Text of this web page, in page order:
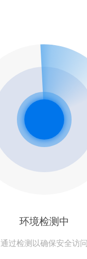
环境检测中
通过检测以确保安全访问